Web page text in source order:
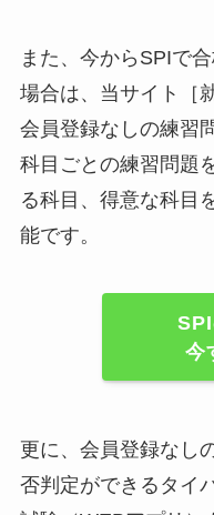
また、今からSPIで
場合は、当サイト［
会員登録なしの練習
科目ごとの練習問題
る科目、得意な科目
能です。
今
更に、会員登録なし
否判定ができるタイ